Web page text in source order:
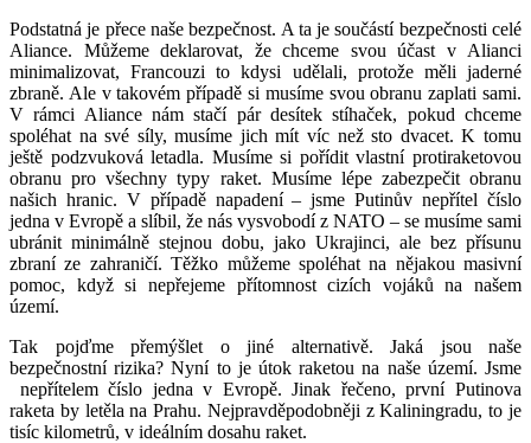
Podstatná je přece naše bezpečnost. A ta je součástí bezpečnosti celé
Aliance. Můžeme deklarovat, že chceme svou účast v Alianci
minimalizovat, Francouzi to kdysi udělali, protože měli jaderné
zbraně. Ale v takovém případě si musíme svou obranu zaplati sami.
V rámci Aliance nám stačí pár desítek stíhaček, pokud chceme
spoléhat na své síly, musíme jich mít víc než sto dvacet. K tomu
ještě podzvuková letadla. Musíme si pořídit vlastní protiraketovou
obranu pro všechny typy raket. Musíme lépe zabezpečit obranu
našich hranic. V případě napadení – jsme Putinův nepřítel číslo
jedna v Evropě a slíbil, že nás vysvobodí z NATO – se musíme sami
ubránit minimálně stejnou dobu, jako Ukrajinci, ale bez přísunu
zbraní ze zahraničí. Těžko můžeme spoléhat na nějakou masivní
pomoc, když si nepřejeme přítomnost cizích vojáků na našem
území.
Tak pojďme přemýšlet o jiné alternativě. Jaká jsou naše
bezpečnostní rizika? Nyní to je útok raketou na naše území. Jsme
nepřítelem číslo jedna v Evropě. Jinak řečeno, první Putinova
raketa by letěla na Prahu. Nejpravděpodobněji z Kaliningradu, to je
tisíc kilometrů, v ideálním dosahu raket.